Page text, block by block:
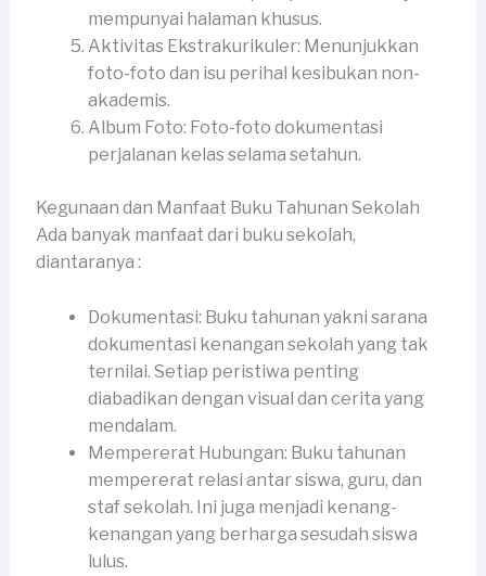
mempunyai halaman khusus.
Aktivitas Ekstrakurikuler: Menunjukkan
foto-foto dan isu perihal kesibukan non-
akademis.
Album Foto: Foto-foto dokumentasi
perjalanan kelas selama setahun.
Kegunaan dan Manfaat Buku Tahunan Sekolah
Ada banyak manfaat dari buku sekolah,
diantaranya :
Dokumentasi: Buku tahunan yakni sarana
dokumentasi kenangan sekolah yang tak
ternilai. Setiap peristiwa penting
diabadikan dengan visual dan cerita yang
mendalam.
Mempererat Hubungan: Buku tahunan
mempererat relasi antar siswa, guru, dan
staf sekolah. Ini juga menjadi kenang-
kenangan yang berharga sesudah siswa
lulus.